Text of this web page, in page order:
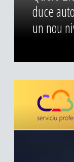
duce
un nou